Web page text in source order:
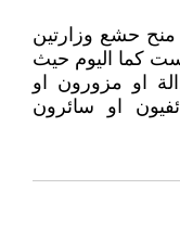
منح حشع وزارتين
كما اليوم حيث
او مزورون او
او سائرون